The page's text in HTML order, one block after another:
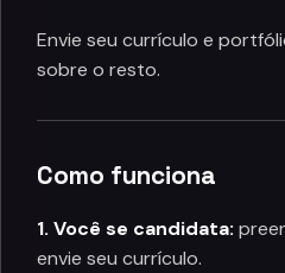
Envie seu currículo e
sobre o resto.
Como funciona
1. Você se candidata:
envie seu currículo.